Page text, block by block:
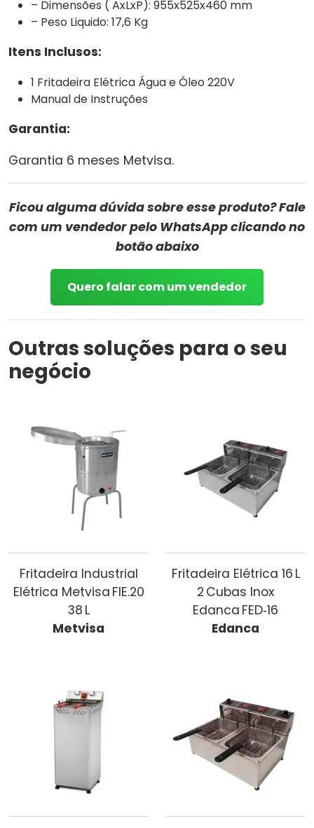
– Dimensões ( AxLxP): 955x525x460 mm
– Peso Liquido: 17,6 Kg
Itens Inclusos:
1 Fritadeira Elétrica Água e Óleo 220V
Manual de Instruções
Garantia:
Garantia 6 meses Metvisa.
Ficou alguma dúvida sobre esse produto? Fale
com um vendedor pelo WhatsApp clicando no
botão abaixo
Quero falar com um vendedor
Outras soluções para o seu
negócio
Fritadeira Industrial
Elétrica Metvisa FIE.20
38 L
Metvisa
Fritadeira Elétrica 16 L
2 Cubas Inox
Edanca FED‑16
Edanca